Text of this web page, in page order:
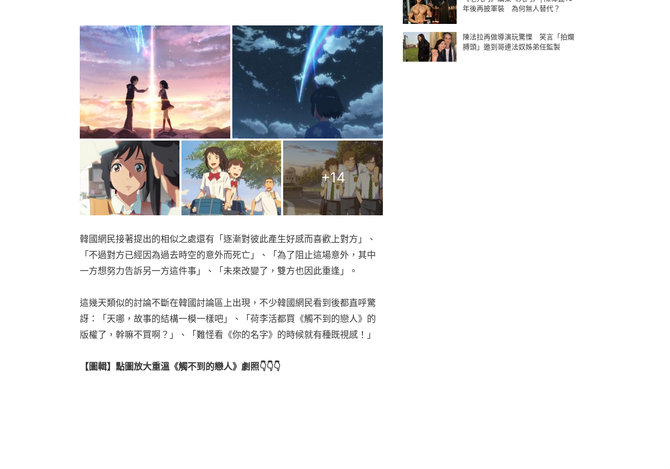
+14
韓國網民接著提出的相似之處還有「逐漸對彼此產生好感而喜歡上對方」、
「不過對方已經因為過去時空的意外而死亡」、「為了阻止這場意外，其中
一方想努力告訴另一方這件事」、「未來改變了，雙方也因此重逢」。
這幾天類似的討論不斷在韓國討論區上出現，不少韓國網民看到後都直呼驚
訝：「天哪，故事的結構一模一樣吧」、「荷李活都買《觸不到的戀人》的
版權了，幹嘛不買啊？」、「難怪看《你的名字》的時候就有種既視感！」
【圖輯】點圖放大重溫《觸不到的戀人》劇照👇👇👇
年後再披軍裝 為何無人替代？
陳法拉再做導演玩驚慄 笑言「拍爛
膊頭」邀到哥連法奴姊弟任監製